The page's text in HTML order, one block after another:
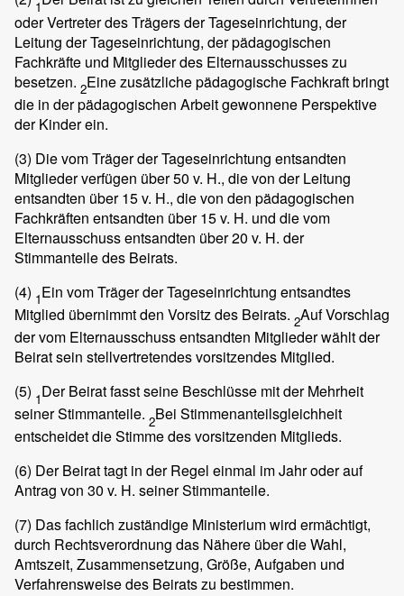
1
oder Vertreter des Trägers der Tageseinrichtung, der
Leitung der Tageseinrichtung, der pädagogischen
Fachkräfte und Mitglieder des Elternausschusses zu
besetzen. 2Eine zusätzliche pädagogische Fachkraft bringt
die in der pädagogischen Arbeit gewonnene Perspektive
der Kinder ein.
(3) Die vom Träger der Tageseinrichtung entsandten
Mitglieder verfügen über 50 v. H., die von der Leitung
entsandten über 15 v. H., die von den pädagogischen
Fachkräften entsandten über 15 v. H. und die vom
Elternausschuss entsandten über 20 v. H. der
Stimmanteile des Beirats.
(4) 1Ein vom Träger der Tageseinrichtung entsandtes
Mitglied übernimmt den Vorsitz des Beirats. 2Auf Vorschlag
der vom Elternausschuss entsandten Mitglieder wählt der
Beirat sein stellvertretendes vorsitzendes Mitglied.
(5) 1Der Beirat fasst seine Beschlüsse mit der Mehrheit
seiner Stimmanteile. 2Bei Stimmenanteilsgleichheit
entscheidet die Stimme des vorsitzenden Mitglieds.
(6) Der Beirat tagt in der Regel einmal im Jahr oder auf
Antrag von 30 v. H. seiner Stimmanteile.
(7) Das fachlich zuständige Ministerium wird ermächtigt,
durch Rechtsverordnung das Nähere über die Wahl,
Amtszeit, Zusammensetzung, Größe, Aufgaben und
Verfahrensweise des Beirats zu bestimmen.